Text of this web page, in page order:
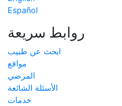
Español
روابط سريعة
ابحث عن طبيب
مواقع
المرضي
الأسئلة الشائعة
خدمات